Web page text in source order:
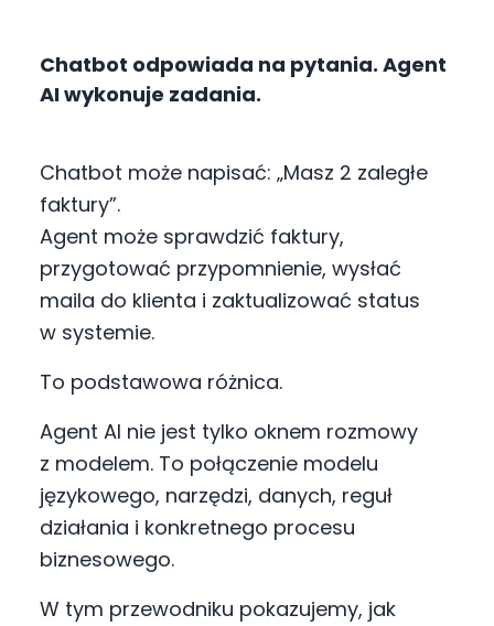
Chatbot odpowiada na pytania. Agent
AI wykonuje zadania.
Chatbot może napisać: „Masz 2 zaległe
faktury”.
Agent może sprawdzić faktury,
przygotować przypomnienie, wysłać
maila do klienta i zaktualizować status
w systemie.
To podstawowa różnica.
Agent AI nie jest tylko oknem rozmowy
z modelem. To połączenie modelu
językowego, narzędzi, danych, reguł
działania i konkretnego procesu
biznesowego.
W tym przewodniku pokazujemy, jak